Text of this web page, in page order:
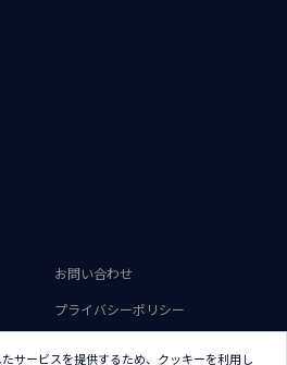
お問い合わせ
プライバシーポリシー
サービスを提供するため、クッキーを利用し